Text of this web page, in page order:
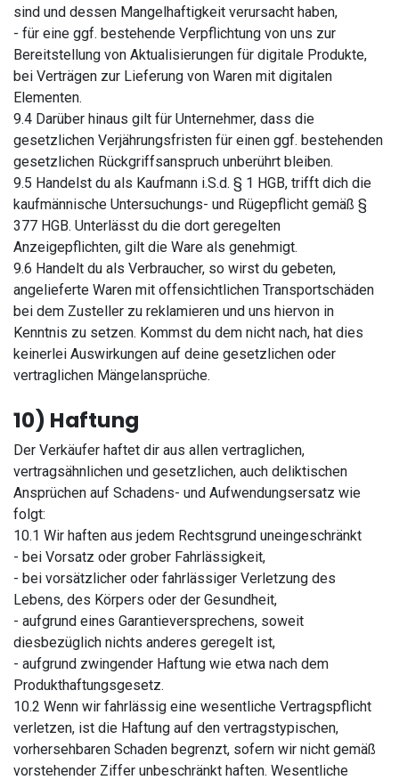
sind und dessen Mangelhaftigkeit verursacht haben,
- für eine ggf. bestehende Verpflichtung von uns zur
Bereitstellung von Aktualisierungen für digitale Produkte,
bei Verträgen zur Lieferung von Waren mit digitalen
Elementen.
9.4 Darüber hinaus gilt für Unternehmer, dass die
gesetzlichen Verjährungsfristen für einen ggf. bestehenden
gesetzlichen Rückgriffsanspruch unberührt bleiben.
9.5 Handelst du als Kaufmann i.S.d. § 1 HGB, trifft dich die
kaufmännische Untersuchungs- und Rügepflicht gemäß §
377 HGB. Unterlässt du die dort geregelten
Anzeigepflichten, gilt die Ware als genehmigt.
9.6 Handelt du als Verbraucher, so wirst du gebeten,
angelieferte Waren mit offensichtlichen Transportschäden
bei dem Zusteller zu reklamieren und uns hiervon in
Kenntnis zu setzen. Kommst du dem nicht nach, hat dies
keinerlei Auswirkungen auf deine gesetzlichen oder
vertraglichen Mängelansprüche.
10) Haftung
Der Verkäufer haftet dir aus allen vertraglichen,
vertragsähnlichen und gesetzlichen, auch deliktischen
Ansprüchen auf Schadens- und Aufwendungsersatz wie
folgt:
10.1 Wir haften aus jedem Rechtsgrund uneingeschränkt
- bei Vorsatz oder grober Fahrlässigkeit,
- bei vorsätzlicher oder fahrlässiger Verletzung des
Lebens, des Körpers oder der Gesundheit,
- aufgrund eines Garantieversprechens, soweit
diesbezüglich nichts anderes geregelt ist,
- aufgrund zwingender Haftung wie etwa nach dem
Produkthaftungsgesetz.
10.2 Wenn wir fahrlässig eine wesentliche Vertragspflicht
verletzen, ist die Haftung auf den vertragstypischen,
vorhersehbaren Schaden begrenzt, sofern wir nicht gemäß
vorstehender Ziffer unbeschränkt haften. Wesentliche